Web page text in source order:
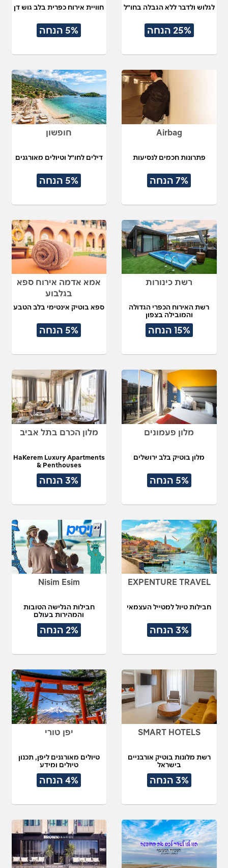
לגלוש ולדבר ללא הגבלה בחו"ל
25% הנחה
חוויית אירוח כפרית בלב גוש דן
5% הנחה
Airbag
פתרונות חכמים לנסיעות
7% הנחה
חופשון
דילים לחו"ל וטיולים מאורגנים
5% הנחה
רשת כינורות
רשת האירוח הכפרי הגדולה
והמובילה בצפון
15% הנחה
אמא אדמה אירוח ספא
בגלבוע
ספא בוטיק אינטימי בלב הטבע
5% הנחה
מלון פעמונים
מלון בוטיק בלב ירושלים
5% הנחה
מלון הכרם בתל אביב
HaKerem Luxury Apartments
& Penthouses
3% הנחה
EXPENTURE TRAVEL
חבילות טיול למטייל העצמאי
3% הנחה
Nisim Esim
חבילות הגלישה הטובות
והמהירות בעולם
2% הנחה
SMART HOTELS
רשת מלונות בוטיק אורבניים
בישראל
3% הנחה
יפן טורי
טיולים מאורגנים ליפן, תכנון
טיולים ומידע
4% הנחה